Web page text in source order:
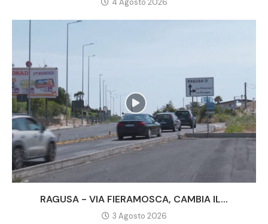
4 Agosto 2026
RAGUSA - VIA FIERAMOSCA, CAMBIA IL...
3 Agosto 2026